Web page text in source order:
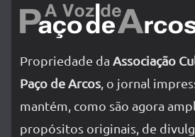
Propriedade da Associação
Paço de Arcos, o jornal
mantém, como são agora
propósitos originais, de